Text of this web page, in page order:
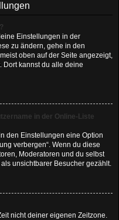
Einstellungen in der
zu ändern, gehe in den
oben auf der Seite angezeigt,
Dort kannst du alle deine
in der Online-Liste
den Einstellungen eine Option
verbergen“. Wenn du diese
Moderatoren und du selbst
unsichtbarer Besucher gezählt.
nicht deiner eigenen Zeitzone.